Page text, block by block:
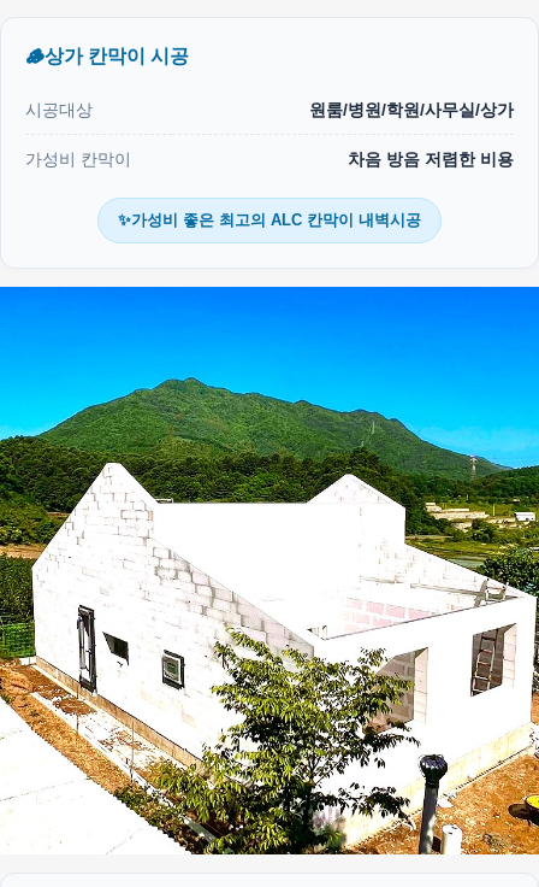
🪵상가 칸막이 시공
시공대상 원룸/병원/학원/사무실/상가
가성비 칸막이 차음 방음 저렴한 비용
✨가성비 좋은 최고의 ALC 칸막이 내벽시공